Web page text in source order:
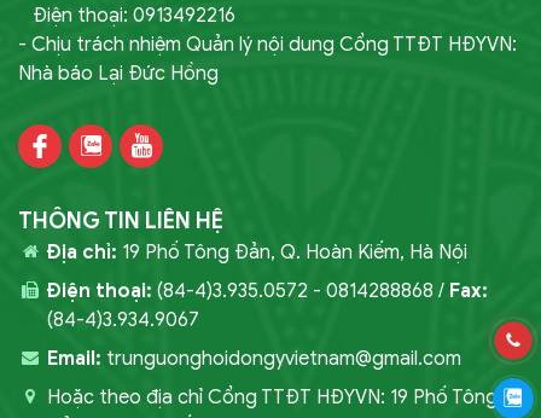
Điện thoại: 0913492216
- Chịu trách nhiệm Quản lý nội dung Cổng TTĐT HĐYVN:
Nhà báo Lại Đức Hồng
THÔNG TIN LIÊN HỆ
Địa chỉ: 19 Phố Tông Đản, Q. Hoàn Kiếm, Hà Nội
Điện thoại: (84-4)3.935.0572 - 0814288868 / Fax:
(84-4)3.934.9067
Email: trunguonghoidongyvietnam@gmail.com
Hoặc theo địa chỉ Cổng TTĐT HĐYVN: 19 Phố Tông